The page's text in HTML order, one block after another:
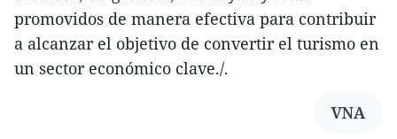
promovidos de manera efectiva para contribuir
a alcanzar el objetivo de convertir el turismo en
un sector económico clave./.
VNA